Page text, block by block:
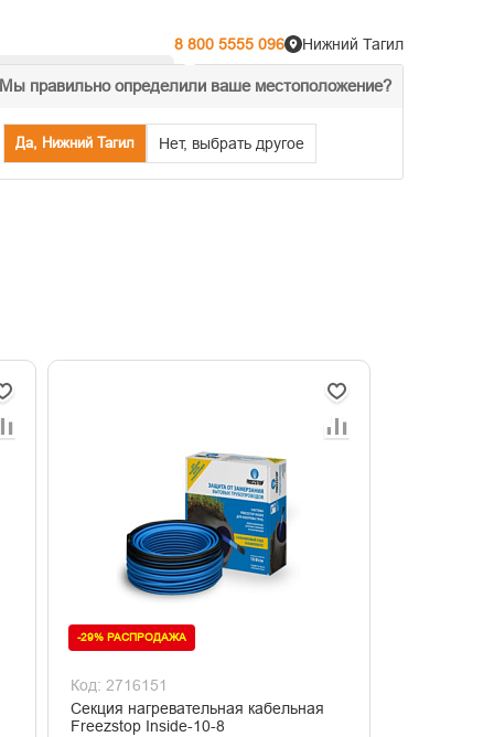
8 800 5555 096
Мы правильно определили ваше местоположение?
Да, Нижний Тагил Нет, выбрать другое
Нижний Тагил
% Акции Распродажа
-29% РАСПРОДАЖА
Код: 2716151
Секция нагревательная кабельная
Freezstop Inside-10-8